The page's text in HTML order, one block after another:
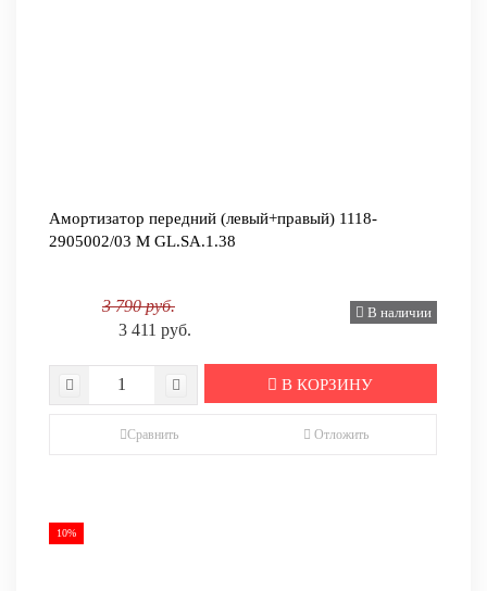
Амортизатор передний (левый+правый) 1118-
2905002/03 M GL.SA.1.38
3 790 руб.
3 411 руб.
В наличии
В КОРЗИНУ
Сравнить Отложить
10%